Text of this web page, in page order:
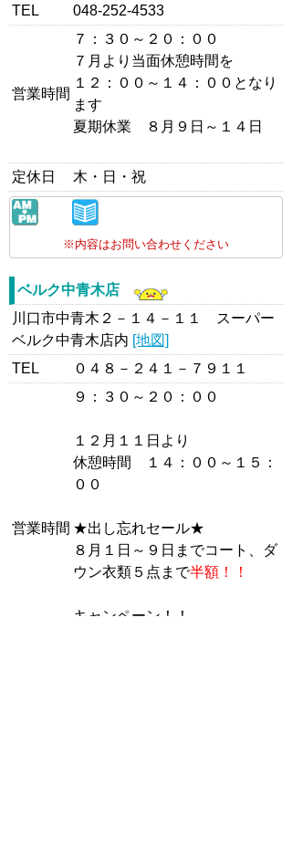
TEL
048-252-4533
営業時間
７：３０～２０：００
７月より当面休憩時間を
１２：００～１４：００となり
ます
夏期休業 ８月９日～１４日
定休日 木・日・祝
※内容はお問い合わせください
ベルク中青木店
川口市中青木２－１４－１１ スーパー
ベルク中青木店内 [地図]
TEL
０４８－２４１－７９１１
営業時間
９：３０～２０：００
１２月１１日より
休憩時間 １４：００～１５：
００
★出し忘れセール★
８月１日～９日までコート、ダ
ウン衣類５点まで半額！！
キャンペーン！！